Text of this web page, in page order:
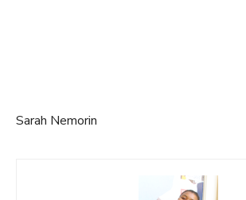
Sarah Nemorin